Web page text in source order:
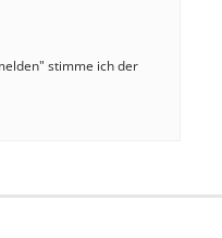
stimme ich der